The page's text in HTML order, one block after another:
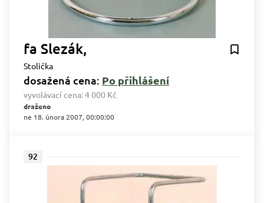
fa Slezák,
Stolička
dosažená cena: Po přihlášení
vyvolávací cena:4 000 Kč
draženo
ne 18. února 2007, 00:00:00
92